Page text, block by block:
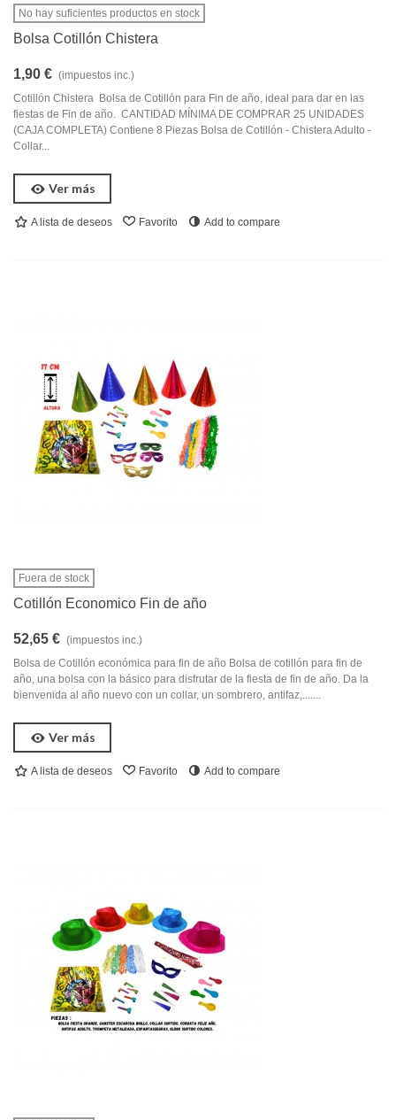
No hay suficientes productos en stock
Bolsa Cotillón Chistera
1,90 € (impuestos inc.)
Cotillón Chistera Bolsa de Cotillón para Fin de año, ideal para dar en las
fiestas de Fin de año. CANTIDAD MÍNIMA DE COMPRAR 25 UNIDADES
(CAJA COMPLETA) Contiene 8 Piezas Bolsa de Cotillón - Chistera Adulto -
Collar...
Ver más
A lista de deseos Favorito Add to compare
Fuera de stock
Cotillón Economico Fin de año
52,65 € (impuestos inc.)
Bolsa de Cotillón económica para fin de año Bolsa de cotillón para fin de
año, una bolsa con la básico para disfrutar de la fiesta de fin de año. Da la
bienvenida al año nuevo con un collar, un sombrero, antifaz,.......
Ver más
A lista de deseos Favorito Add to compare